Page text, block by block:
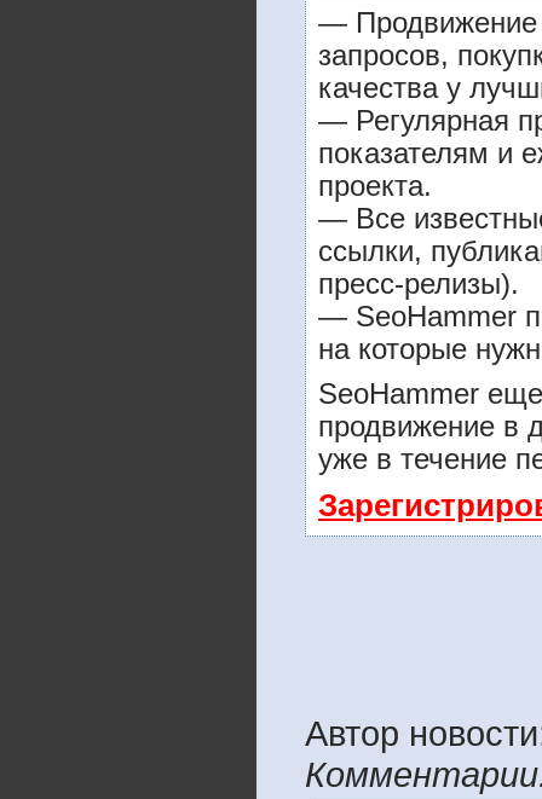
— Продвижение
запросов,
качества у
— Регулярная
показателям и
проекта.
— Все
ссылки,
пресс-релизы).
— SeoHammer
на которые
SeoHammer
продвижение в
уже в течение
Автор